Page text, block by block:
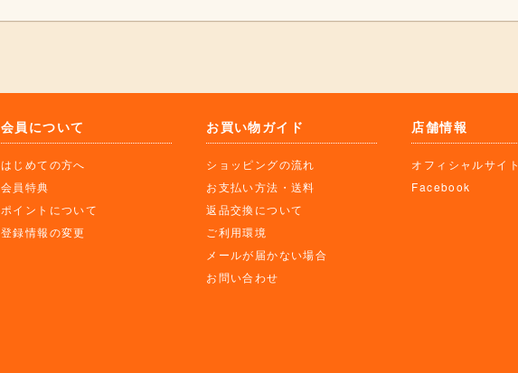
会員について
はじめての方へ
会員特典
ポイントについて
登録情報の変更
お買い物ガイド
ショッピングの流れ
お支払い方法・送料
返品交換について
ご利用環境
メールが届かない場合
お問い合わせ
店舗情報
オフィシャルサイト
Facebook